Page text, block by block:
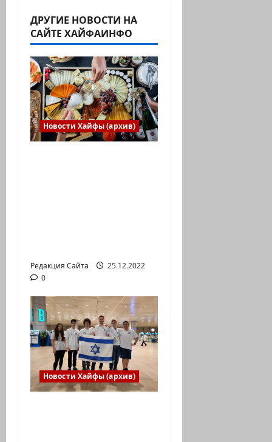
з
а
п
и
с
и
ДРУГИЕ НОВОСТИ НА
САЙТЕ ХАЙФАИНФО
Новости Хайфы (архив)
Редакция Сайта
25.12.2022
0
Новости Хайфы (архив)